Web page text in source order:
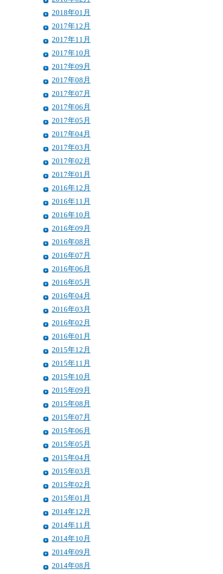
2018年01月
2017年12月
2017年11月
2017年10月
2017年09月
2017年08月
2017年07月
2017年06月
2017年05月
2017年04月
2017年03月
2017年02月
2017年01月
2016年12月
2016年11月
2016年10月
2016年09月
2016年08月
2016年07月
2016年06月
2016年05月
2016年04月
2016年03月
2016年02月
2016年01月
2015年12月
2015年11月
2015年10月
2015年09月
2015年08月
2015年07月
2015年06月
2015年05月
2015年04月
2015年03月
2015年02月
2015年01月
2014年12月
2014年11月
2014年10月
2014年09月
2014年08月